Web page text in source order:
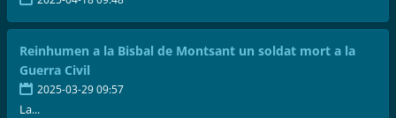
Reinhumen a la Bisbal de Montsant un soldat mort a la
Guerra Civil
2025-03-29 09:57
La...